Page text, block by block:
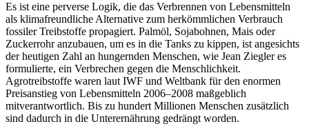
Es ist eine perverse Logik, die das Verbrennen von Lebensmitteln
als klimafreundliche Alternative zum herkömmlichen Verbrauch
fossiler Treibstoffe propagiert. Palmöl, Sojabohnen, Mais oder
Zuckerrohr anzubauen, um es in die Tanks zu kippen, ist angesichts
der heutigen Zahl an hungernden Menschen, wie Jean Ziegler es
formulierte, ein Verbrechen gegen die Menschlichkeit.
Agrotreibstoffe waren laut IWF und Weltbank für den enormen
Preisanstieg von Lebensmitteln 2006–2008 maßgeblich
mitverantwortlich. Bis zu hundert Millionen Menschen zusätzlich
sind dadurch in die Unterernährung gedrängt worden.